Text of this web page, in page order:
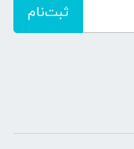
ثبت‌نام